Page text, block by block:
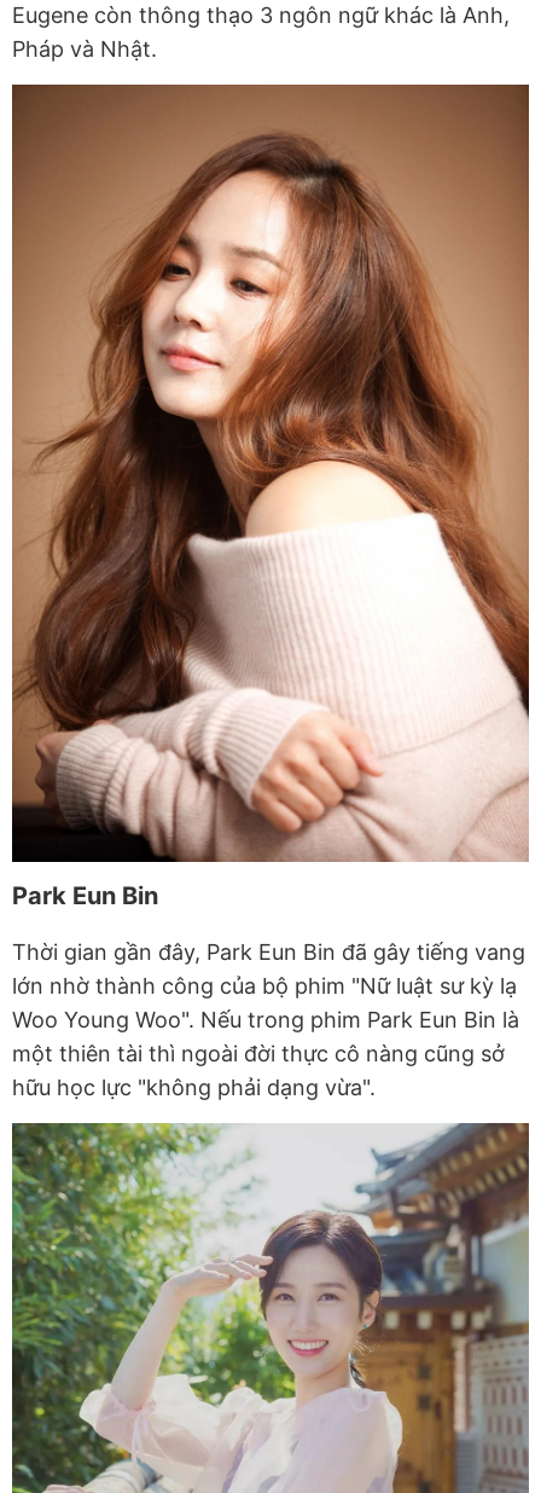
Eugene còn thông thạo 3 ngôn ngữ khác là Anh,
Pháp và Nhật.
Park Eun Bin
Thời gian gần đây, Park Eun Bin đã gây tiếng vang
lớn nhờ thành công của bộ phim "Nữ luật sư kỳ lạ
Woo Young Woo". Nếu trong phim Park Eun Bin là
một thiên tài thì ngoài đời thực cô nàng cũng sở
hữu học lực "không phải dạng vừa".